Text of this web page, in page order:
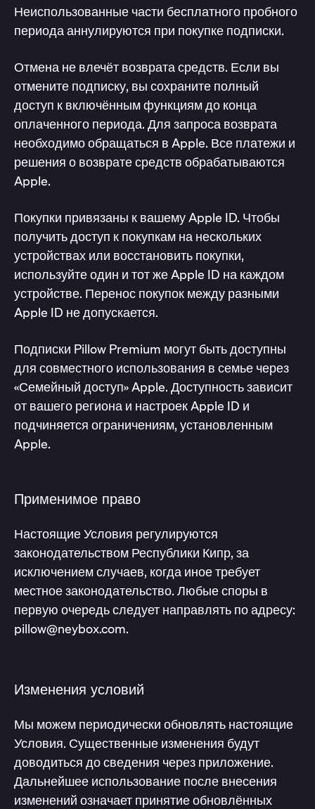
Неиспользованные части бесплатного пробного
периода аннулируются при покупке подписки.
Отмена не влечёт возврата средств. Если вы
отмените подписку, вы сохраните полный
доступ к включённым функциям до конца
оплаченного периода. Для запроса возврата
необходимо обращаться в Apple. Все платежи и
решения о возврате средств обрабатываются
Apple.
Покупки привязаны к вашему Apple ID. Чтобы
получить доступ к покупкам на нескольких
устройствах или восстановить покупки,
используйте один и тот же Apple ID на каждом
устройстве. Перенос покупок между разными
Apple ID не допускается.
Подписки Pillow Premium могут быть доступны
для совместного использования в семье через
«Семейный доступ» Apple. Доступность зависит
от вашего региона и настроек Apple ID и
подчиняется ограничениям, установленным
Apple.
Применимое право
Настоящие Условия регулируются
законодательством Республики Кипр, за
исключением случаев, когда иное требует
местное законодательство. Любые споры в
первую очередь следует направлять по адресу:
pillow@neybox.com.
Изменения условий
Мы можем периодически обновлять настоящие
Условия. Существенные изменения будут
доводиться до сведения через приложение.
Дальнейшее использование после внесения
изменений означает принятие обновлённых